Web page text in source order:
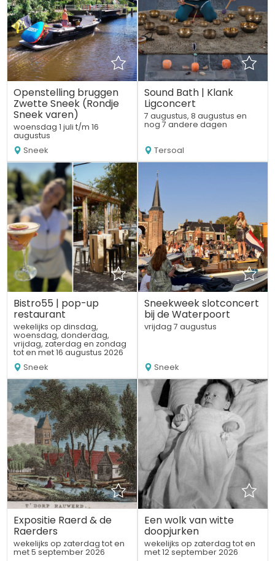
Openstelling bruggen
Zwette Sneek (Rondje
Sneek varen)
woensdag 1 juli t/m 16
augustus
Sneek
Sound Bath | Klank
Ligconcert
7 augustus, 8 augustus en
nog 7 andere dagen
Tersoal
Bistro55 | pop-up
restaurant
wekelijks op dinsdag,
woensdag, donderdag,
vrijdag, zaterdag en zondag
tot en met 16 augustus 2026
Sneek
Sneekweek slotconcert
bij de Waterpoort
vrijdag 7 augustus
Sneek
Expositie Raerd & de
Raerders
wekelijks op zaterdag tot en
met 5 september 2026
Een wolk van witte
doopjurken
wekelijks op zaterdag tot en
met 12 september 2026